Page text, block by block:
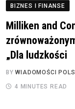
BIZNES I FINANSE
Milliken and
„Dla ludzkości
BYWIADOMOŚCI
4 MINUTES READ